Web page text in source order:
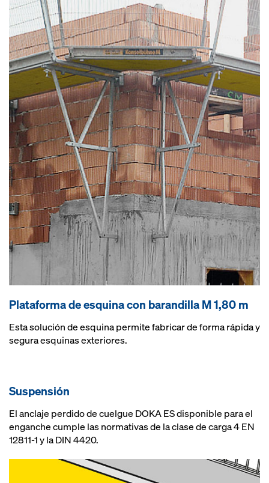
Plataforma de esquina con barandilla M 1,80 m
Esta solución de esquina permite fabricar de forma rápida y
segura esquinas exteriores.
Suspensión
El anclaje perdido de cuelgue DOKA ES disponible para el
enganche cumple las normativas de la clase de carga 4 EN
12811-1 y la DIN 4420.